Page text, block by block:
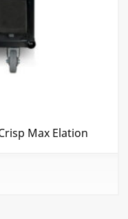
Max Elation